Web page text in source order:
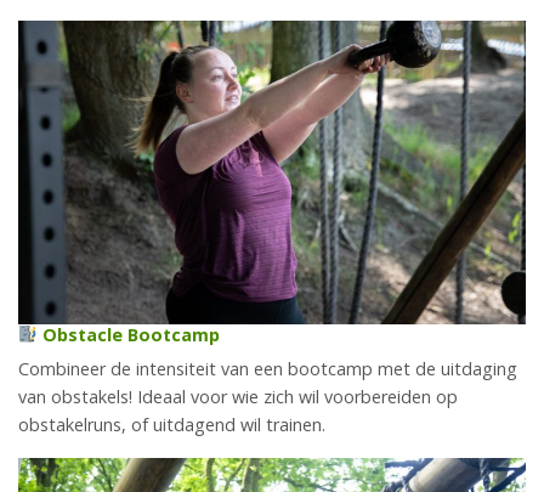
Obstacle Bootcamp
Combineer de intensiteit van een bootcamp met de uitdaging
van obstakels! Ideaal voor wie zich wil voorbereiden op
obstakelruns, of uitdagend wil trainen.